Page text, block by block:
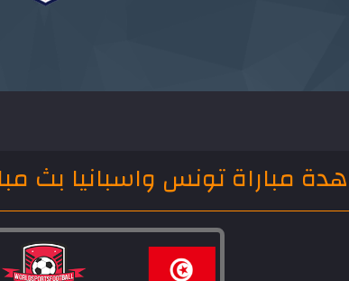
تونس واسبانيا بث مباشر بتاريخ 09-06-